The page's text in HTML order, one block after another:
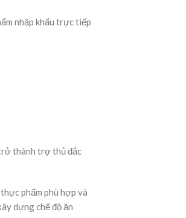
nhập khẩu trực tiếp
thành trợ thủ đắc
phẩm phù hợp và
dựng chế độ ăn